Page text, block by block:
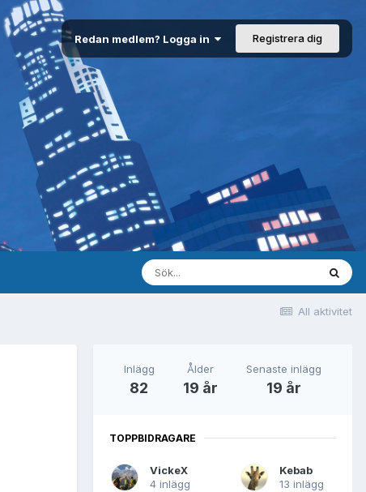
Redan medlem? Logga in Registrera dig
All aktivitet
Inlägg
82
Ålder
19 år
Senaste inlägg
19 år
TOPPBIDRAGARE
VickeX
4 inlägg
Kebab
13 inlägg